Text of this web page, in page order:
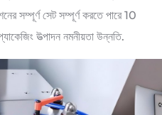
সম্পূর্ণ সেট সম্পূর্ণ করতে পারে 10
উত্পাদন নমনীয়তা উন্নতি.